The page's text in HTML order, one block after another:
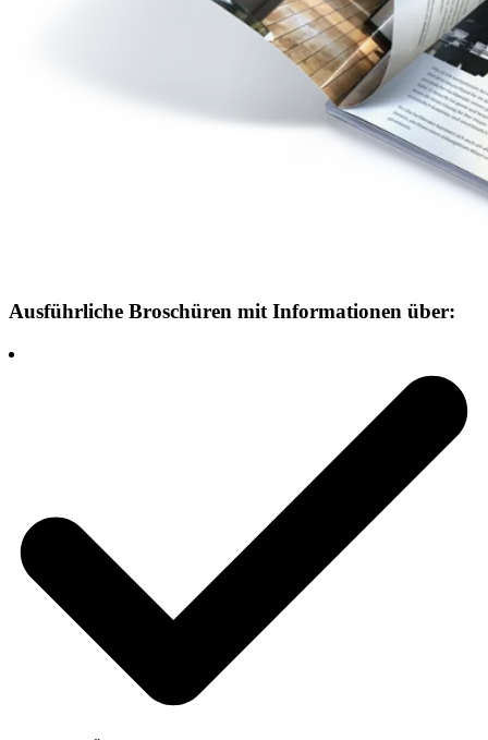
Ausführliche Broschüren mit Informationen über: